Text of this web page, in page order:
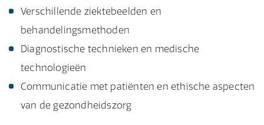
Verschillende ziektebeelden en
behandelingsmethoden
Diagnostische technieken en medische
technologieën
Communicatie met patiënten en ethische aspecten
van de gezondheidszorg